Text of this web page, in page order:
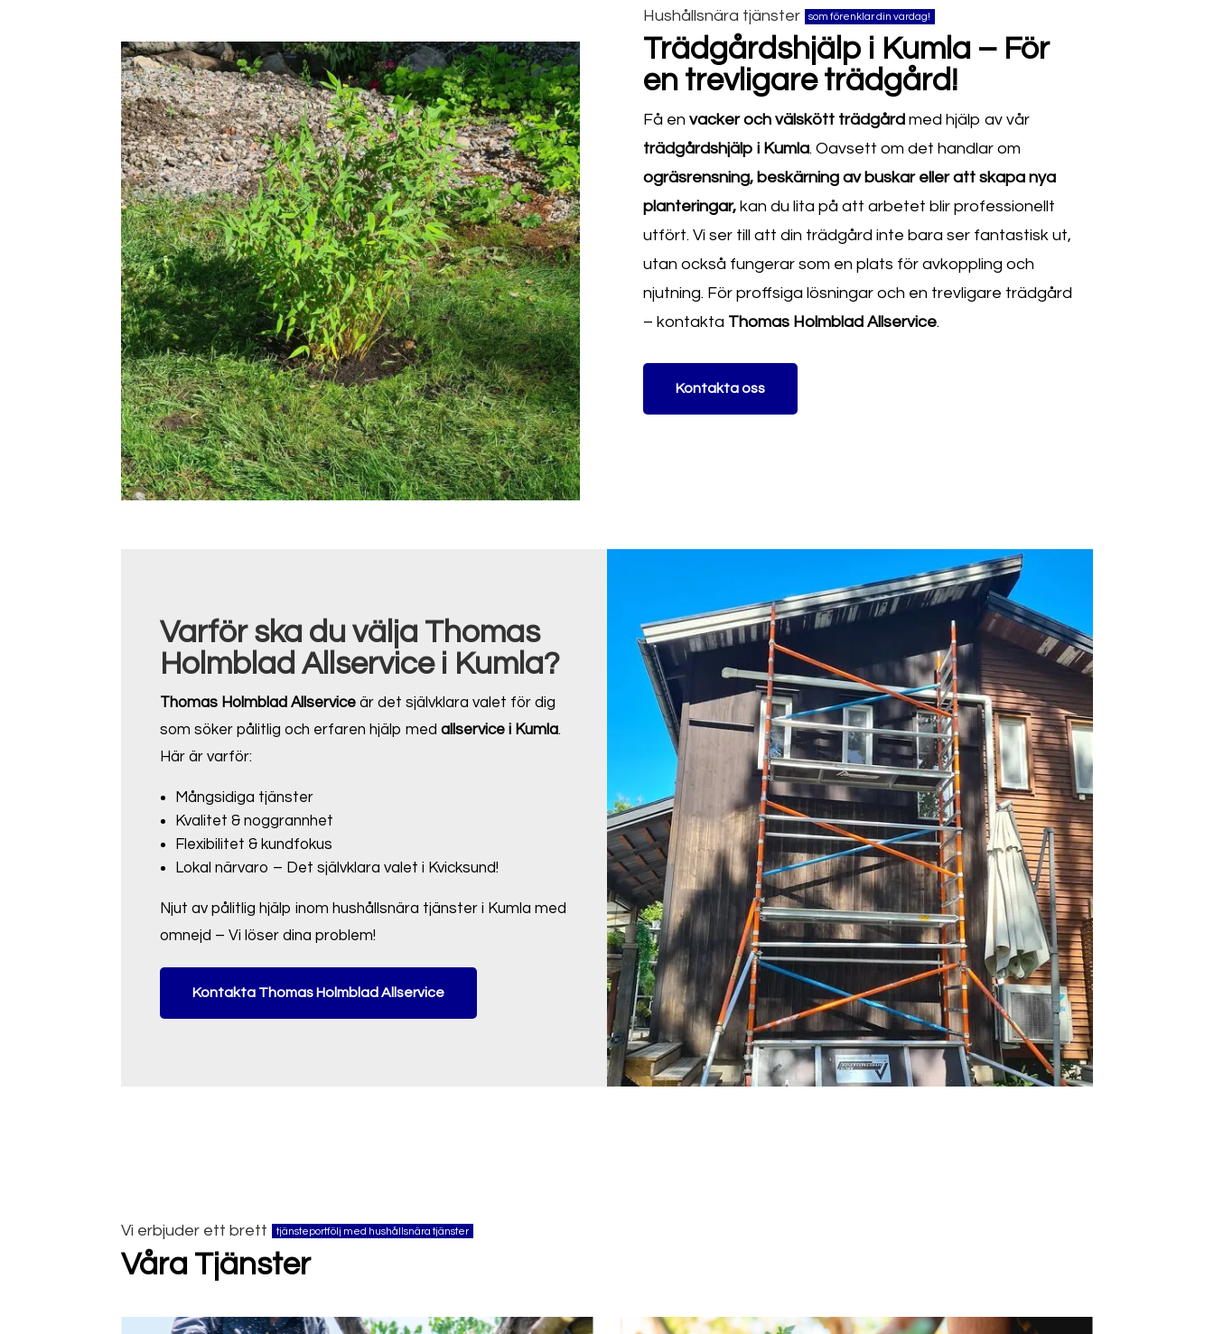
Hushållsnära tjänster som förenklar din vardag!
Trädgårdshjälp i Kumla – För
en trevligare trädgård!
Få en vacker och välskött trädgård med hjälp av vår
trädgårdshjälp i Kumla. Oavsett om det handlar om
ogräsrensning, beskärning av buskar eller att skapa nya
planteringar,kan du lita på att arbetet blir professionellt
utfört. Vi ser till att din trädgård inte bara ser fantastisk ut,
utan också fungerar som en plats för avkoppling och
njutning. För proffsiga lösningar och en trevligare trädgård
– kontakta Thomas Holmblad Allservice.
Kontakta oss
Varför ska du välja Thomas
Holmblad Allservice i Kumla?
Thomas Holmblad Allservice är det självklara valet för dig
som söker pålitlig och erfaren hjälp medallservice i Kumla.
Här är varför:
Mångsidiga tjänster
Kvalitet & noggrannhet
Flexibilitet & kundfokus
Lokal närvaro – Det självklara valet i Kvicksund!
Njut av pålitlig hjälp inom hushållsnära tjänster i Kumla med
omnejd – Vi löser dina problem!
Kontakta Thomas Holmblad Allservice
Vi erbjuder ett brett tjänsteportfölj med hushållsnära tjänster
Våra Tjänster